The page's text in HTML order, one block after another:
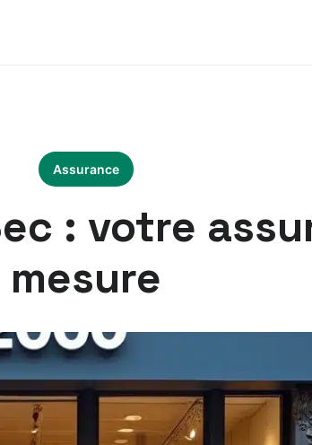
Assurance
: votre
mesure